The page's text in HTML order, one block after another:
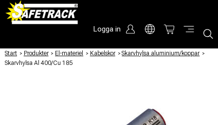
Logga in
Start / Produkter / El-materiel / Kabelskor / Skarvhylsa aluminium/koppar /
Skarvhylsa Al 400/Cu 185